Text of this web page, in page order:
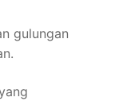
gulungan